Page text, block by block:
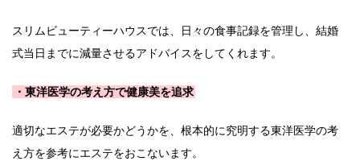
スリムビューティーハウスでは、日々の食事記録を管理し、結婚
式当日までに減量させるアドバイスをしてくれます。
・東洋医学の考え方で健康美を追求
適切なエステが必要かどうかを、根本的に究明する東洋医学の考
え方を参考にエステをおこないます。